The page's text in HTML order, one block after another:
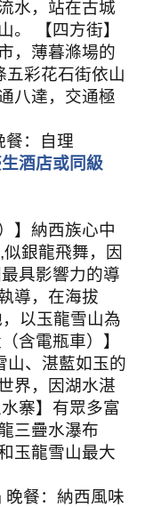
水，站在古城
。 【四方街】
，薄暮滌場的
五彩花石街依山
八達，交通極
餐：自理
酒店或同級
】納西族心中
,似銀龍飛舞，因
具影響力的導
導，在海拔
以玉龍雪山為
含電瓶車）】
山、湛藍如玉的
界，因湖水湛
寨】有眾多富
三疊水瀑布
玉龍雪山最大
餐：納西風味